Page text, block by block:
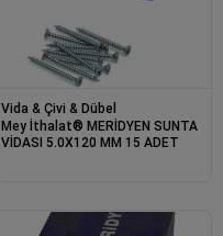
Vida & Çivi & Dübel
Mey İthalat® MERİDYEN SUNTA
VİDASI 5.0X120 MM 15 ADET